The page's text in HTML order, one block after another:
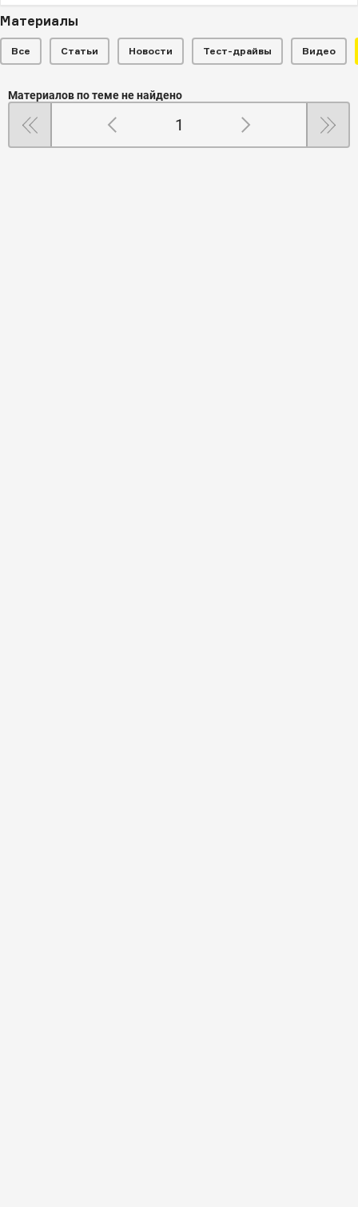
Материалы
Все Статьи Новости Тест-драйвы Видео
Материалов по теме не найдено
1